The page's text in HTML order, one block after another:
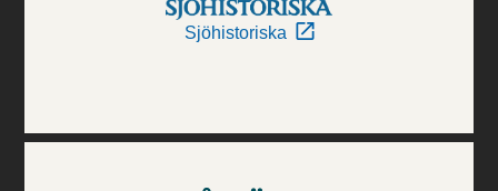
Sjöhistoriska